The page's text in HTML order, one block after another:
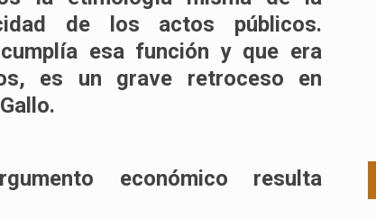
de los actos públicos.
esa función y que era
es un grave retroceso en
económico resulta